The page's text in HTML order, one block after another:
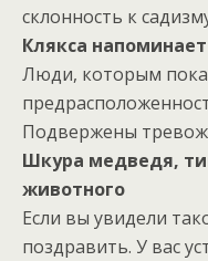
склонность к
Клякса
Люди, которым
Подвержены
Шкура медведя,
животного
Если вы увидели
поздравить. У вас